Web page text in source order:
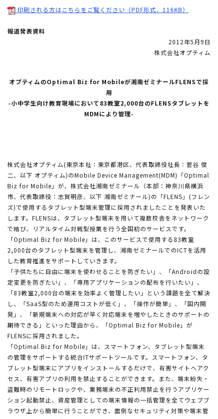
印刷される方はこちらをご覧ください（PDF形式、116KB）
報道発表資料
2012年5月9日
株式会社オプティム
オプティムのOptimal Biz for Mobileが湘南ゼミナールFLENSで採
用
-小中学生向け教育現場において83教室2,000台のFLENSタブレットを
MDMにより管理-
株式会社オプティム(東京本社：東京都港区、代表取締役社長：菅谷 俊
二、以下 オプティム)のMobile Device Management(MDM)「Optimal
Biz for Mobile」が、株式会社湘南ゼミナール（本部：神奈川県横浜
市、代表取締役：志賀明彦、以下 湘南ゼミナール)の「FLENS」(フレン
ズ)で使用するタブレット型端末管理に採用されましたことを発表いた
します。FLENSは、タブレット型端末を用いて複数校舎をネットワーク
で結び、リアルタイム対戦型授業を行う全国初のサービスです。
「Optimal Biz for Mobile」は、このサービスで使用する83教室
2,000台のタブレット型端末を管理し、湘南ゼミナールでのICTを活用
した教育推進をサポートしていきます。
「子供たちに自由に端末を使わせることを防ぎたい」、「Androidの設
定変更を防ぎたい」、「専用アプリケーションの配布を行いたい」、
「83教室2,000台の端末を効率よく管理したい」という課題を全て解決
し、「SaaS型のため運用コストが低く」、「操作が簡単」、「国内開
発」、「新規端末への対応が早く対応端末を増やしたときのサポートの
期待できる」といった理由から、「Optimal Biz for Mobile」が
FLENSに採用されました。
「Optimal Biz for Mobile」は、スマートフォン、タブレット型端末
の管理をサポートする統合ITサポートツールです。スマートフォン、タ
ブレット型端末にアプリをインストールするだけで、有害サイトへアク
セス、有害アプリの利用を禁止することができます。また、端末紛失・
盗難時のリモートロックや、業務端末の不正利用禁止を行うアプリケー
ション起動禁止、資産管理としての端末情報の一括管理を全てウェブブ
ラウザ上から簡単に行うことができ、面倒なセキュリティ対策や端末管